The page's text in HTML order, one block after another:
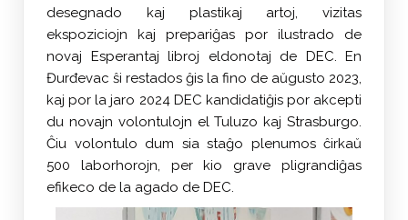
desegnado kaj plastikaj artoj, vizitas
ekspoziciojn kaj prepariĝas por ilustrado de
novaj Esperantaj libroj eldonotaj de DEC. En
Đurđevac ŝi restados ĝis la fino de aŭgusto 2023,
kaj por la jaro 2024 DEC kandidatiĝis por akcepti
du novajn volontulojn el Tuluzo kaj Strasburgo.
Ĉiu volontulo dum sia staĝo plenumos ĉirkaŭ
500 laborhorojn, per kio grave pligrandiĝas
efikeco de la agado de DEC.